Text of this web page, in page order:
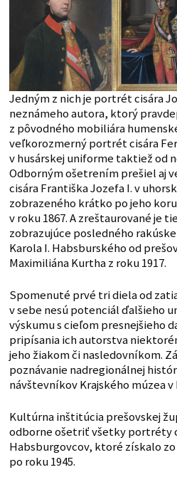
Jedným z nich je portrét cisára
neznámeho autora, ktorý
z pôvodného mobiliára
veľkorozmerný portrét cisára
v husárskej uniforme taktiež od
Odborným ošetrením prešiel aj
cisára Františka Jozefa I. v
zobrazeného krátko po jeho
v roku 1867. A zreštaurované je
zobrazujúce posledného
Karola I. Habsburského od
Maximiliána Kurtha z roku 1917.
Spomenuté prvé tri diela od
v sebe nesú potenciál ďalšieho
výskumu s cieľom presnejšieho
pripísania ich autorstva
jeho žiakom či nasledovníkom.
poznávanie nadregionálnej
návštevníkov Krajského múzea v
Kultúrna inštitúcia prešovskej
odborne ošetriť všetky portréty
Habsburgovcov, ktoré získalo
po roku 1945.